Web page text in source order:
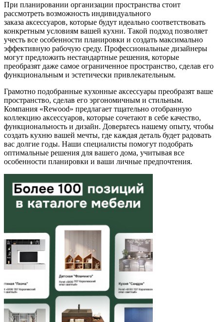
При планировании организации пространства стоит
рассмотреть возможность индивидуального
заказа аксессуаров, которые будут идеально соответствовать
конкретным условиям вашей кухни. Такой подход позволяет
учесть все особенности планировки и создать максимально
эффективную рабочую среду. Профессиональные дизайнеры
могут предложить нестандартные решения, которые
преобразят даже самое ограниченное пространство, сделав его
функциональным и эстетически привлекательным.
Грамотно подобранные кухонные аксессуары преобразят ваше
пространство, сделав его эргономичным и стильным.
Компания «Rewood» предлагает тщательно отобранную
коллекцию аксессуаров, которые сочетают в себе качество,
функциональность и дизайн. Доверьтесь нашему опыту, чтобы
создать кухню вашей мечты, где каждая деталь будет радовать
вас долгие годы. Наши специалисты помогут подобрать
оптимальные решения для вашего дома, учитывая все
особенности планировки и ваши личные предпочтения.